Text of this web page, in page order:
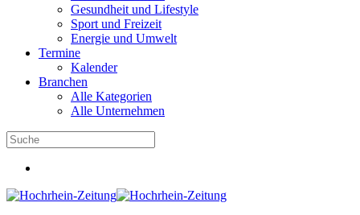
Gesundheit und Lifestyle
Sport und Freizeit
Energie und Umwelt
Termine
Kalender
Branchen
Alle Kategorien
Alle Unternehmen